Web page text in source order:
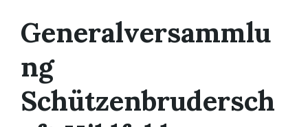
Generalversammlu
ng
Schützenbrudersch